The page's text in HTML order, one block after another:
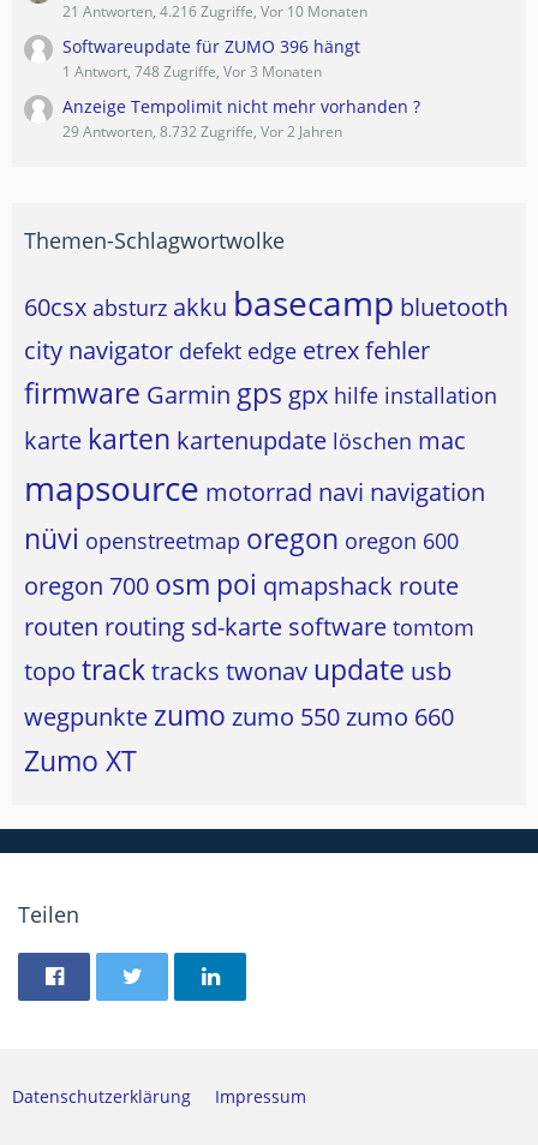
21 Antworten, 4.216 Zugriffe, Vor 10 Monaten
Softwareupdate für ZUMO 396 hängt
1 Antwort, 748 Zugriffe, Vor 3 Monaten
Anzeige Tempolimit nicht mehr vorhanden ?
29 Antworten, 8.732 Zugriffe, Vor 2 Jahren
Themen-Schlagwortwolke
60csx absturz akku basecamp bluetooth
city navigator defekt edge etrexfehler
firmware Garmin gps gpx hilfe installation
karte karten kartenupdate löschen mac
mapsource motorrad navi navigation
nüvi openstreetmap oregon oregon 600
oregon 700 osm poi qmapshack route
routen routing sd-karte software tomtom
topo tracktracks twonav update usb
wegpunkte zumo zumo 550zumo 660
Zumo XT
Teilen
Datenschutzerklärung Impressum